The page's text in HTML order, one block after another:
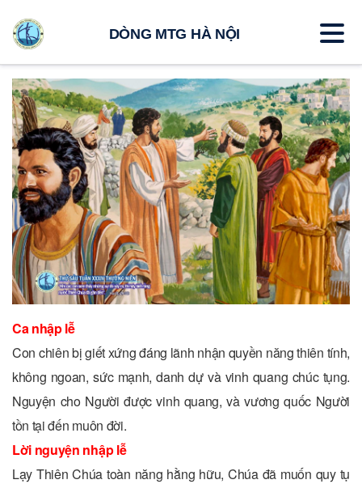
Ca nhập lễ
Con chiên bị giết xứng đáng lãnh nhận quyền năng thiên tính,
không ngoan, sức mạnh, danh dự và vinh quang chúc tụng.
Nguyện cho Người được vinh quang, và vương quốc Người
tồn tại đến muôn đời.
Lời nguyện nhập lễ
Lạy Thiên Chúa toàn năng hằng hữu, Chúa đã muốn quy tụ
DÒNG MTG HÀ NỘI